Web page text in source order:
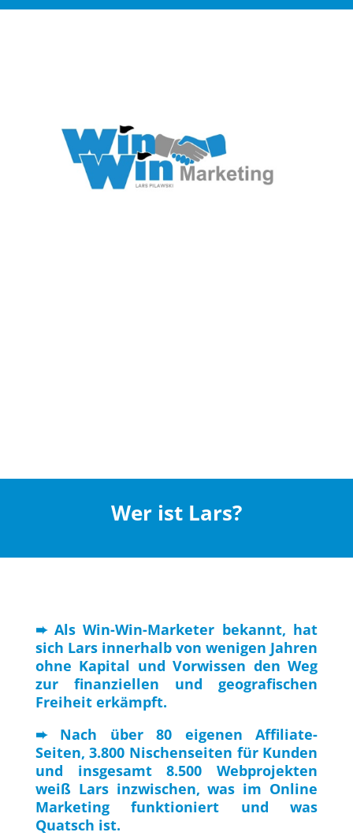
Wer ist Lars?
➨ Als Win-Win-Marketer bekannt, hat
sich Lars innerhalb von wenigen Jahren
ohne Kapital und Vorwissen den Weg
zur finanziellen und geografischen
Freiheit erkämpft.
➨ Nach über 80 eigenen Affiliate-
Seiten, 3.800 Nischenseiten für Kunden
und insgesamt 8.500 Webprojekten
weiß Lars inzwischen, was im Online
Marketing funktioniert und was
Quatsch ist.